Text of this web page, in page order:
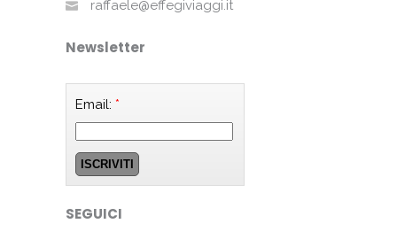
raffaele@effegiviaggi.it
Newsletter
Email: *
SEGUICI